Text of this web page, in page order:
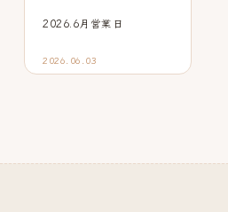
2026.6月営業日
2026.06.03